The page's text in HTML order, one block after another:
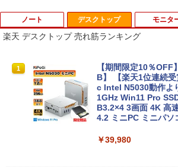
ノート
1
【★最大100%ポイン
り!】富士通
ore i3/メモリ:4GB/
晶/USB 3.0/VGA/
パソコン ノートパソ
indows10
￥8,999
デスクトップ
楽天 デスクトップ 売れ筋ランキング
1
【期間限定10％
B】 【楽天1位連続
c Intel N5030動作よ
1GHz Win11 Pro
B3.2×4 3画面 4K 高
4.2 ミニPC ミニパ
￥39,980
モニタ